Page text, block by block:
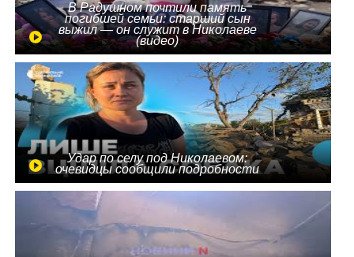
В Радушном почтили память
погибшей семьи: старший сын
выжил — он служит в Николаеве
(видео)
Удар по селу под Николаевом:
очевидцы сообщили подробности